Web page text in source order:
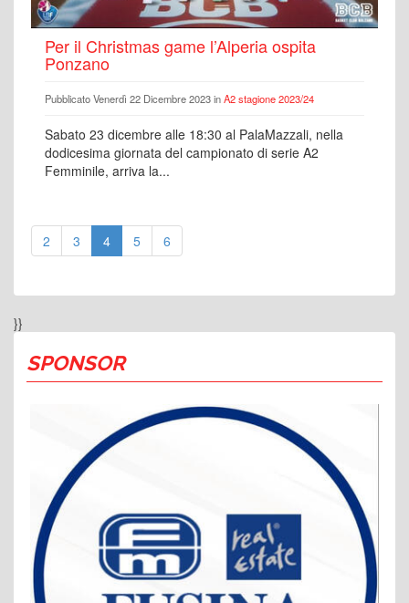
}}
SPONSOR
Per il Christmas game l’Alperia ospita
Ponzano
Pubblicato Venerdì 22 Dicembre 2023 inA2 stagione 2023/24
Sabato 23 dicembre alle 18:30 al PalaMazzali, nella
dodicesima giornata del campionato di serie A2
Femminile, arriva la...
2 3 4 5 6